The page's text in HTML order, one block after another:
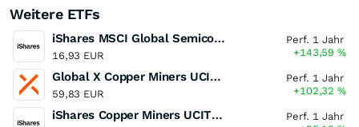
Weitere ETFs
iShares MSCI Global Semiconductors UCITS ETF USD (Acc)
16,93 EUR
Perf. 1 Jahr
+143,59%
Global X Copper Miners UCITS ETF USD Acc
59,83 EUR
Perf. 1 Jahr
+102,32%
iShares Copper Miners UCITS ETF
Perf. 1 Jahr